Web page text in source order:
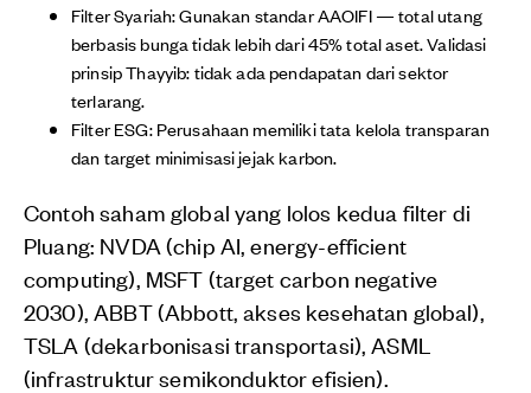
Filter Syariah: Gunakan standar AAOIFI — total utang
berbasis bunga tidak lebih dari 45% total aset. Validasi
prinsip Thayyib: tidak ada pendapatan dari sektor
terlarang.
Filter ESG: Perusahaan memiliki tata kelola transparan
dan target minimisasi jejak karbon.
Contoh saham global yang lolos kedua filter di
Pluang: NVDA (chip AI, energy-efficient
computing), MSFT (target carbon negative
2030), ABBT (Abbott, akses kesehatan global),
TSLA (dekarbonisasi transportasi), ASML
(infrastruktur semikonduktor efisien).